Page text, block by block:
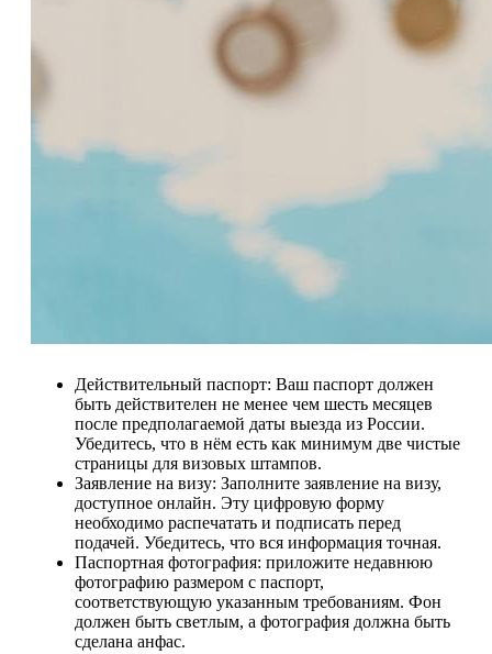
Действительный паспорт: Ваш паспорт должен
быть действителен не менее чем шесть месяцев
после предполагаемой даты выезда из России.
Убедитесь, что в нём есть как минимум две чистые
страницы для визовых штампов.
Заявление на визу: Заполните заявление на визу,
доступное онлайн. Эту цифровую форму
необходимо распечатать и подписать перед
подачей. Убедитесь, что вся информация точная.
Паспортная фотография: приложите недавнюю
фотографию размером с паспорт,
соответствующую указанным требованиям. Фон
должен быть светлым, а фотография должна быть
сделана анфас.